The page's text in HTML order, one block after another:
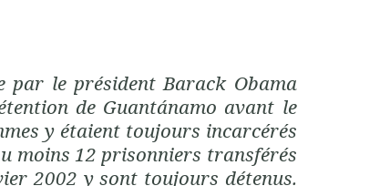
par le président Barack Obama
de Guantánamo avant le
y étaient toujours incarcérés
moins 12 prisonniers transférés
2002 y sont toujours détenus.